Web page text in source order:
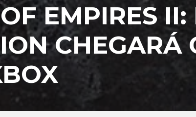
EMPIRES
CHEGARÁ